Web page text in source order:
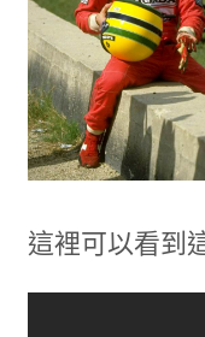
這裡可以看到